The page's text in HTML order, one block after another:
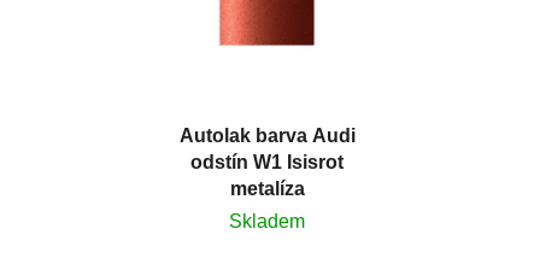
Autolak barva Audi
odstín W1 Isisrot
metalíza
Skladem